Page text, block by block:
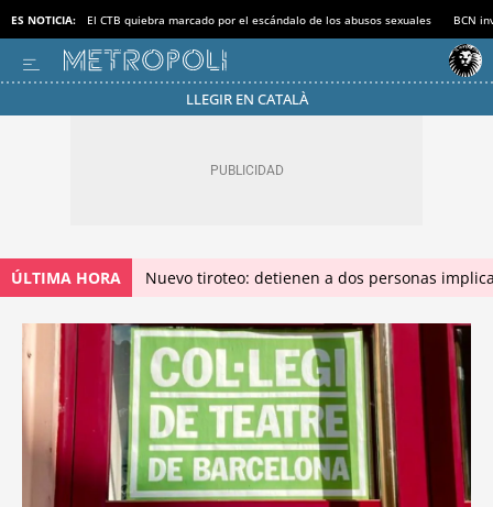
ES NOTICIA: El CTB quiebra marcado por el escándalo de los abusos sexuales BCN
LLEGIR EN CATALÀ
ÚLTIMA HORA Nuevo tiroteo: detienen a dos personas